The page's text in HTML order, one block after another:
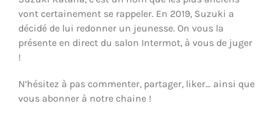
CATÉGORIES
DÉFENSE DU MOTARD
vont certainement se rappeler. En 2019, Suzuki a
décidé de lui redonner un jeunesse. On vous la
présente en direct du salon Intermot, à vous de juger
!
N’hésitez à pas commenter, partager, liker… ainsi que
vous abonner à notre chaine !